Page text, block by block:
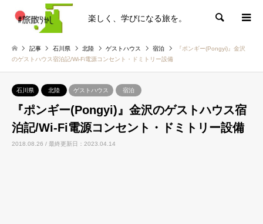
楽しく、学びになる旅を。 検索
記事 石川県 北陸 ゲストハウス 宿泊
『ポンギー(Pongyi)』金沢
のゲストハウス宿泊記/Wi-Fi電源コンセント・ドミトリー設備
石川県 北陸 ゲストハウス 宿泊
『ポンギー(Pongyi)』金沢のゲストハウス宿
泊記/Wi-Fi電源コンセント・ドミトリー設備
2018.08.26 / 最終更新日：2023.04.14